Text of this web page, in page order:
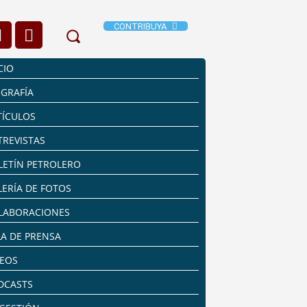
CONTRIBUYA
PETROLERO
DE FOTOS
DE PRENSA